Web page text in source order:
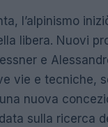
l’alpinismo
libera. Nuovi
e
vie e tecniche,
nuova
sulla ricerca